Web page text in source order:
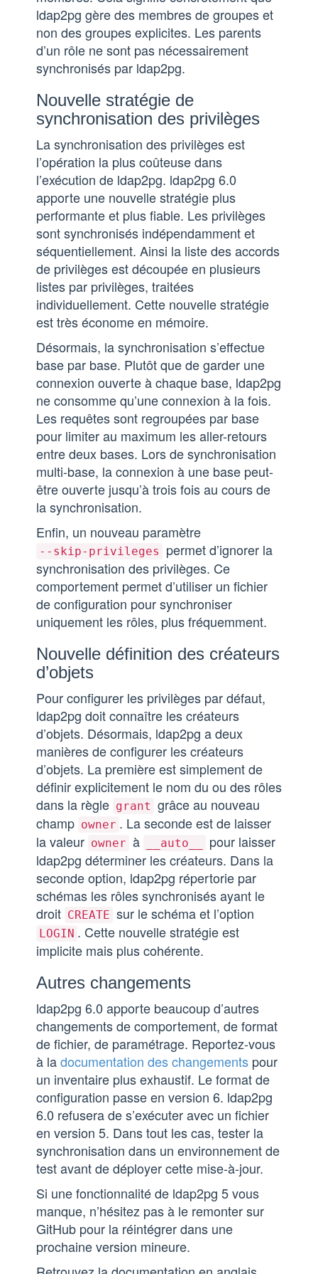
ldap2pg gère des membres de groupes et
non des groupes explicites. Les parents
d’un rôle ne sont pas nécessairement
synchronisés par ldap2pg.
Nouvelle stratégie de
synchronisation des privilèges
La synchronisation des privilèges est
l’opération la plus coûteuse dans
l’exécution de ldap2pg. ldap2pg 6.0
apporte une nouvelle stratégie plus
performante et plus fiable. Les privilèges
sont synchronisés indépendamment et
séquentiellement. Ainsi la liste des accords
de privilèges est découpée en plusieurs
listes par privilèges, traitées
individuellement. Cette nouvelle stratégie
est très économe en mémoire.
Désormais, la synchronisation s’effectue
base par base. Plutôt que de garder une
connexion ouverte à chaque base, ldap2pg
ne consomme qu’une connexion à la fois.
Les requêtes sont regroupées par base
pour limiter au maximum les aller-retours
entre deux bases. Lors de synchronisation
multi-base, la connexion à une base peut-
être ouverte jusqu’à trois fois au cours de
la synchronisation.
Enfin, un nouveau paramètre
--skip-privileges
permet d’ignorer la
synchronisation des privilèges. Ce
comportement permet d’utiliser un fichier
de configuration pour synchroniser
uniquement les rôles, plus fréquemment.
Nouvelle définition des créateurs
d’objets
Pour configurer les privilèges par défaut,
ldap2pg doit connaître les créateurs
d’objets. Désormais, ldap2pg a deux
manières de configurer les créateurs
d’objets. La première est simplement de
définir explicitement le nom du ou des rôles
dans la règle grant grâce au nouveau
champ owner . La seconde est de laisser
la valeur owner à __auto__
pour laisser
ldap2pg déterminer les créateurs. Dans la
seconde option, ldap2pg répertorie par
schémas les rôles synchronisés ayant le
droit CREATE sur le schéma et l’option
LOGIN . Cette nouvelle stratégie est
implicite mais plus cohérente.
Autres changements
ldap2pg 6.0 apporte beaucoup d’autres
changements de comportement, de format
de fichier, de paramétrage. Reportez-vous
à ladocumentation des changementspour
un inventaire plus exhaustif. Le format de
configuration passe en version 6. ldap2pg
6.0 refusera de s’exécuter avec un fichier
en version 5. Dans tout les cas, tester la
synchronisation dans un environnement de
test avant de déployer cette mise-à-jour.
Si une fonctionnalité de ldap2pg 5 vous
manque, n’hésitez pas à le remonter sur
GitHub pour la réintégrer dans une
prochaine version mineure.